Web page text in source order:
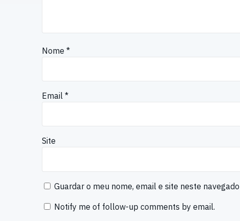
Nome *
Email *
Site
Guardar o meu nome, email e site neste
Notify me of follow-up comments by email.